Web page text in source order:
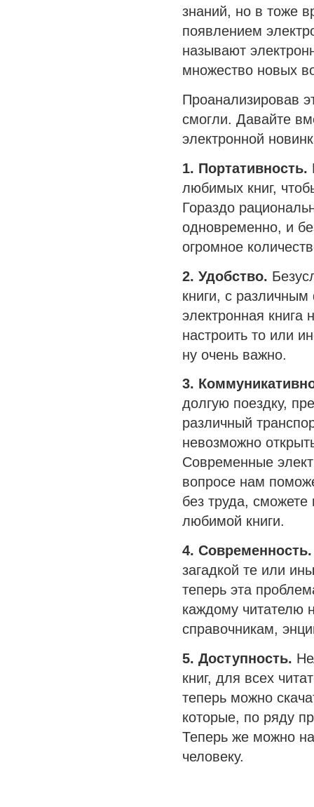
знаний, но в тоже
появлением
называют
множество новых
Проанализировав
смогли. Давайте
электронной
1. Портативность.
любимых книг,
Гораздо
одновременно, и
огромное
2. Удобство.
книги, с
электронная книга
настроить то или
ну очень важно.
3.
долгую поездку,
различный
невозможно
Современные
вопросе нам
без труда,
любимой книги.
4. Современность.
загадкой те или
теперь эта
каждому читателю
справочникам,
5. Доступность.
книг, для всех
теперь можно
которые, по ряду
Теперь же можно
человеку.